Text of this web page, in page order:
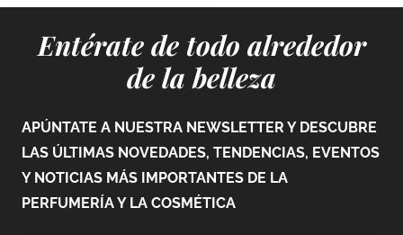
Entérate de todo alrededor
de la belleza
APÚNTATE A NUESTRA NEWSLETTER Y DESCUBRE
LAS ÚLTIMAS NOVEDADES, TENDENCIAS, EVENTOS
Y NOTICIAS MÁS IMPORTANTES DE LA
PERFUMERÍA Y LA COSMÉTICA